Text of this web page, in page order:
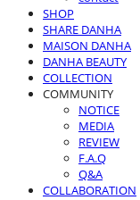
SHOP
SHARE DANHA
MAISON DANHA
DANHA BEAUTY
COLLECTION
COMMUNITY
NOTICE
MEDIA
REVIEW
F.A.Q
Q&A
COLLABORATION